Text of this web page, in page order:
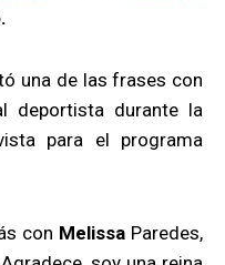
una de las frases con
deportista durante la
para el programa
con Melissa Paredes,